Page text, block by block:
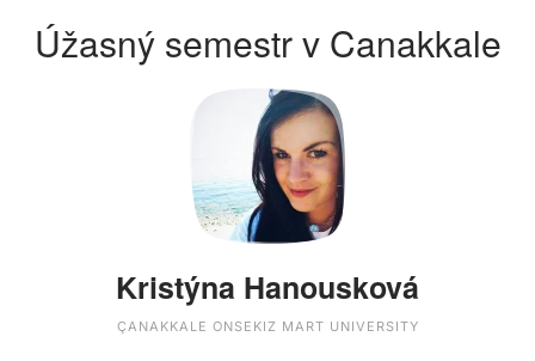
Úžasný semestr v Canakkale
Kristýna Hanousková
ÇANAKKALE ONSEKIZ MART UNIVERSITY